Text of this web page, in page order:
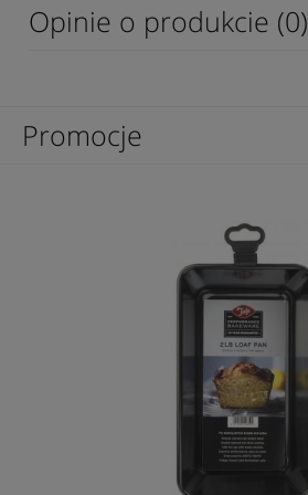
Opinie o produkcie (0)
Promocje